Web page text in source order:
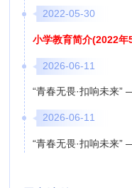
2022-05-30
小学教育简介(2022年
2026-06-11
“青春无畏·扣响未来
2026-06-11
“青春无畏·扣响未来